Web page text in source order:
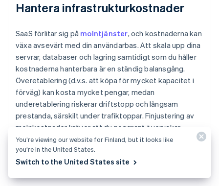
Hantera infrastrukturkostnader
SaaS förlitar sig på molntjänster, och kostnaderna kan
växa avsevärt med din användarbas. Att skala upp dina
servrar, databaser och lagring samtidigt som du håller
kostnaderna hanterbara är en ständig balansgång.
Överetablering (d.v.s. att köpa för mycket kapacitet i
förväg) kan kosta mycket pengar, medan
underetablering riskerar driftstopp och långsam
prestanda, särskilt under trafiktoppar. Finjustering av
molnkostnader kräver att du noggrant övervakar
användningen och automatiserar skalning där det är
möjligt.
You’re viewing our website for Finland, but it looks like
you’re in the United States.
Switch to the United States site